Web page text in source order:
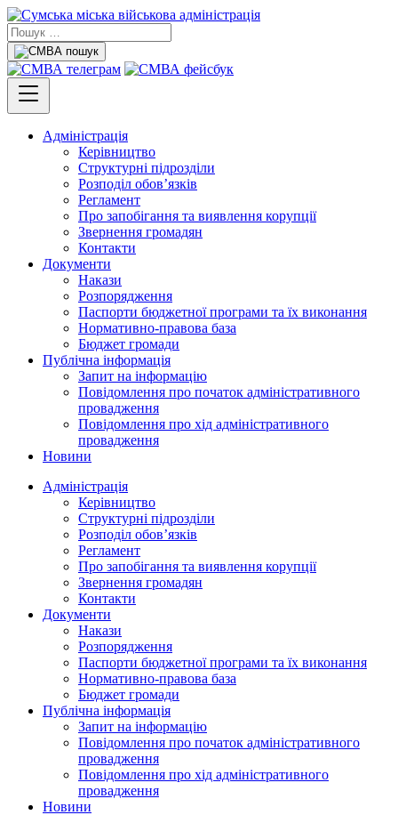
Адміністрація
Керівництво
Структурні підрозділи
Розподіл обов’язків
Регламент
Про запобігання та виявлення корупції
Звернення громадян
Контакти
Документи
Накази
Розпорядження
Паспорти бюджетної програми та їх виконання
Нормативно-правова база
Бюджет громади
Публічна інформація
Запит на інформацію
Повідомлення про початок адміністративного
провадження
Повідомлення про хід адміністративного
провадження
Новини
Адміністрація
Керівництво
Структурні підрозділи
Розподіл обов’язків
Регламент
Про запобігання та виявлення корупції
Звернення громадян
Контакти
Документи
Накази
Розпорядження
Паспорти бюджетної програми та їх виконання
Нормативно-правова база
Бюджет громади
Публічна інформація
Запит на інформацію
Повідомлення про початок адміністративного
провадження
Повідомлення про хід адміністративного
провадження
Новини